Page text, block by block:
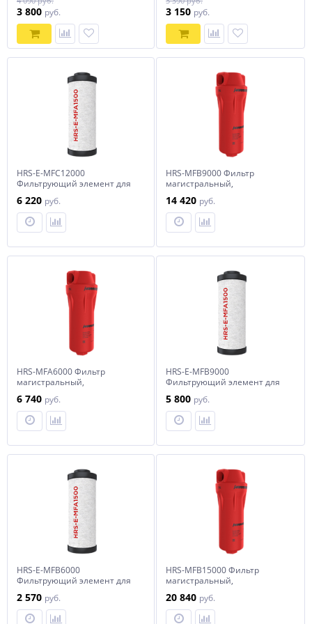
3 микрон
3 800 руб.
1 микрон
3 150 руб.
HRS-E-MFC12000
Фильтрующий элемент для
6 220 руб.
HRS-MFB9000 Фильтр
магистральный,
л/мин
14 420 руб.
HRS-MFA6000 Фильтр
магистральный,
л/мин
6 740 руб.
HRS-E-MFB9000
Фильтрующий элемент для
5 800 руб.
HRS-E-MFB6000
Фильтрующий элемент для
2 570 руб.
HRS-MFB15000 Фильтр
магистральный,
л/мин
20 840 руб.